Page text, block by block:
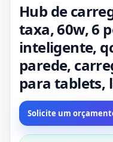
Hub de
taxa, 60w, 6
inteligente,
parede,
para tablets,
Solicite um